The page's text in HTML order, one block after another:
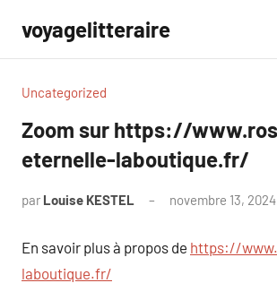
contenu
voyagelitteraire
Uncategorized
Zoom sur https://
eternelle-laboutique.fr/
par Louise KESTEL novembre 13, 2024
En savoir plus à propos de https://
laboutique.fr/